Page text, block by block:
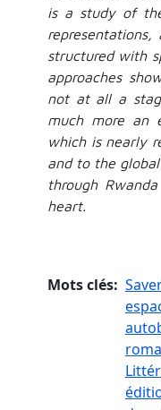
is a study of
structured with
approaches
not at all a
much more an
which is nearly
and to the
through
heart.
Mots clés